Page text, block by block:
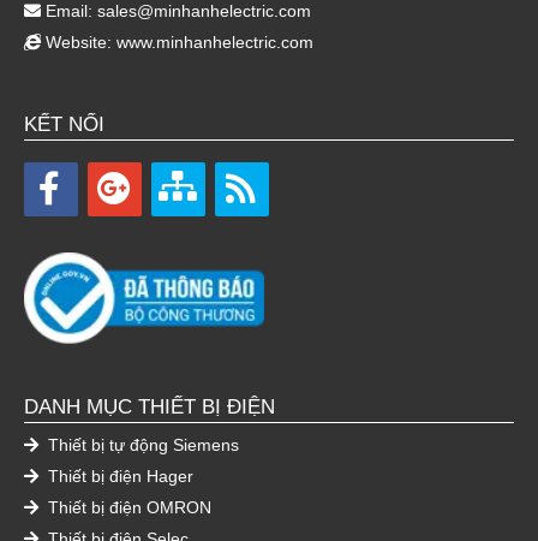
Email: sales@minhanhelectric.com
Website: www.minhanhelectric.com
KẾT NỐI
DANH MỤC THIẾT BỊ ĐIỆN
Thiết bị tự động Siemens
Thiết bị điện Hager
Thiết bị điện OMRON